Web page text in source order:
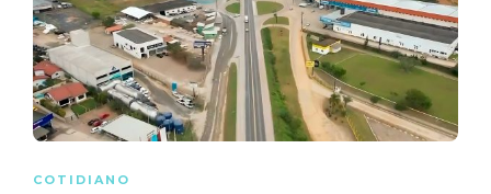
COTIDIANO